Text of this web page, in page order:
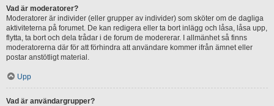
Vad är moderatorer?
Moderatorer är individer (eller grupper av individer) som sköter om de dagliga
aktiviteterna på forumet. De kan redigera eller ta bort inlägg och låsa, låsa upp,
flytta, ta bort och dela trådar i de forum de modererar. I allmänhet så finns
moderatorerna där för att förhindra att användare kommer ifrån ämnet eller
postar anstötligt material.
Upp
Vad är användargrupper?